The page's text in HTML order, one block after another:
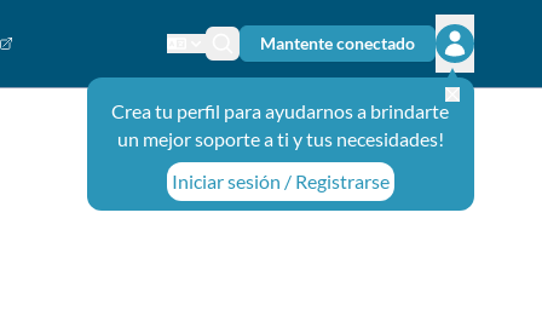
Cambiar el idioma
Ícono de búsqueda
Mantente conectado
Abrir el
Crea tu perfil para ayudarnos a brindarte
un mejor soporte a ti y tus necesidades!
Iniciar sesión / Registrarse